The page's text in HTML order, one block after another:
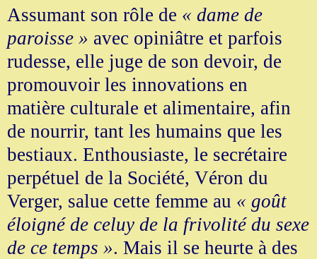
Assumant son rôle de « dame de
paroisse » avec opiniâtre et parfois
rudesse, elle juge de son devoir, de
promouvoir les innovations en
matière culturale et alimentaire, afin
de nourrir, tant les humains que les
bestiaux. Enthousiaste, le secrétaire
perpétuel de la Société, Véron du
Verger, salue cette femme au « goût
éloigné de celuy de la frivolité du sexe
de ce temps ». Mais il se heurte à des